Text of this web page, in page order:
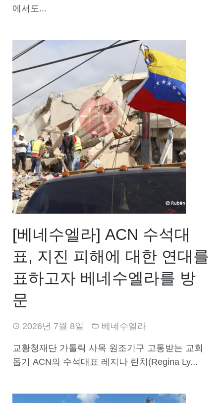
에서도...
[베네수엘라] ACN 수석대
표, 지진 피해에 대한 연대를
표하고자 베네수엘라를 방
문
2026년 7월 8일 베네수엘라
교황청재단 가톨릭 사목 원조기구 고통받는 교회
돕기 ACN의 수석대표 레지나 린치(Regina Ly...